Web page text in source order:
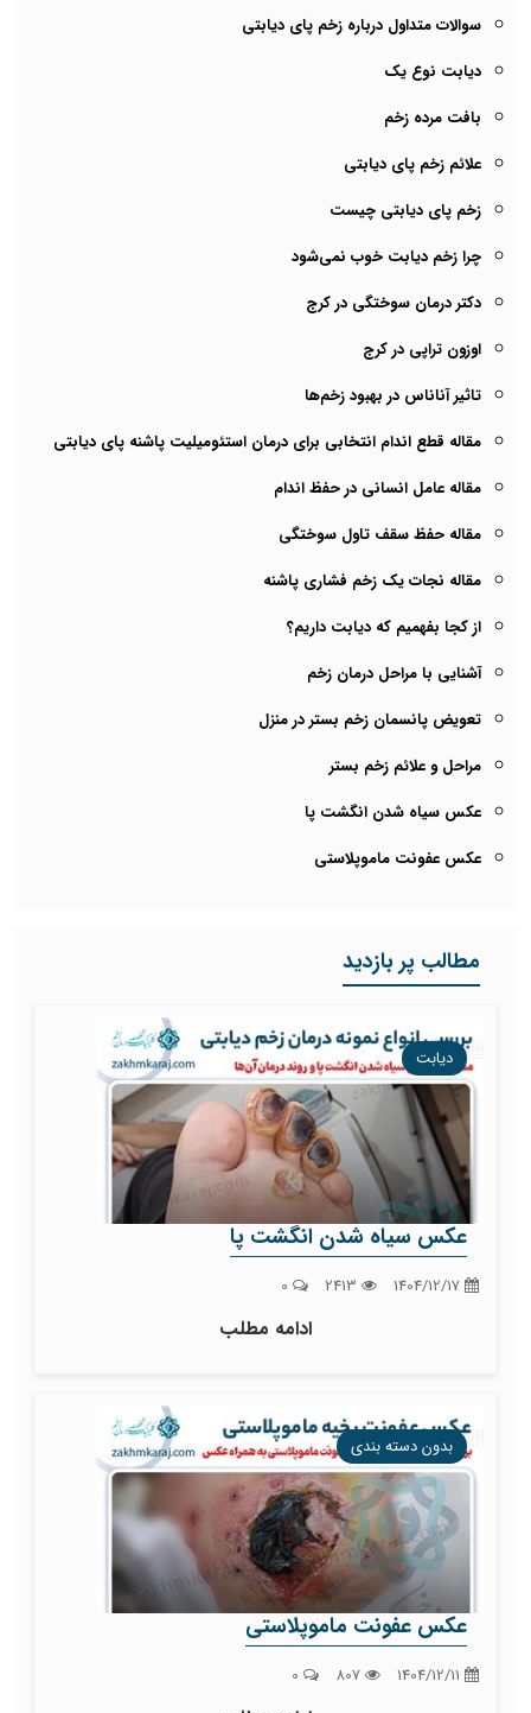
سوالات متداول درباره زخم پای دیابتی
دیابت نوع یک
بافت مرده زخم
علائم زخم پای دیابتی
زخم پای دیابتی چیست
چرا زخم دیابت خوب نمی‌شود
دکتر درمان سوختگی در کرج
اوزون تراپی در کرج
تاثیر آناناس در بهبود زخم‌ها
مقاله قطع اندام انتخابی برای درمان استئومیلیت پاشنه پای دیابتی
مقاله عامل انسانی در حفظ اندام
مقاله حفظ سقف تاول سوختگی
مقاله نجات یک زخم فشاری پاشنه
از کجا بفهمیم که دیابت داریم؟
آشنایی با مراحل درمان زخم
تعویض پانسمان زخم بستر در منزل
مراحل و علائم زخم بستر
عکس سیاه شدن انگشت پا
عکس عفونت ماموپلاستی
مطالب پر بازدید
دیابت
عکس سیاه شدن انگشت پا
ادامه مطلب
بدون دسته بندی
عکس عفونت ماموپلاستی